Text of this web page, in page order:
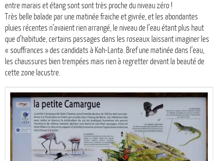
entre marais et étang sont sont très proche du niveau zéro !
Très belle balade par une matinée fraiche et givrée, et les abondantes
pluies récentes n’avaient rien arrangé, le niveau de l’eau étant plus haut
que d’habitude, certains passages dans les roseaux laissant imaginer les
« souffrances » des candidats à Koh-Lanta. Bref une matinée dans l’eau,
les chaussures bien trempées mais rien à regretter devant la beauté de
cette zone lacustre.